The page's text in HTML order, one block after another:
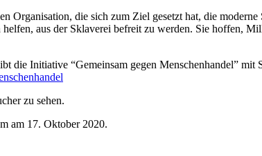
die sich zum Ziel gesetzt hat, die
aus der Sklaverei befreit zu werden. Sie hoffen,
die Initiative “Gemeinsam gegen Menschenhandel”
zu sehen.
am 17. Oktober 2020.